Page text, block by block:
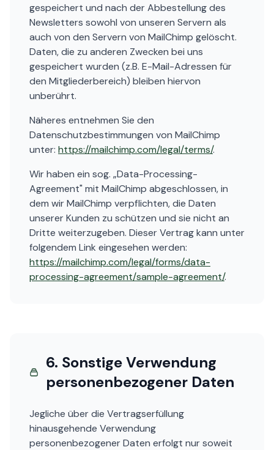
gespeichert und nach der Abbestellung des
Newsletters sowohl von unseren Servern als
auch von den Servern von MailChimp gelöscht.
Daten, die zu anderen Zwecken bei uns
gespeichert wurden (z.B. E-Mail-Adressen für
den Mitgliederbereich) bleiben hiervon
unberührt.
Näheres entnehmen Sie den
Datenschutzbestimmungen von MailChimp
unter: https://mailchimp.com/legal/terms/.
Wir haben ein sog. „Data-Processing-
Agreement" mit MailChimp abgeschlossen, in
dem wir MailChimp verpflichten, die Daten
unserer Kunden zu schützen und sie nicht an
Dritte weiterzugeben. Dieser Vertrag kann unter
folgendem Link eingesehen werden:
https://mailchimp.com/legal/forms/data-
processing-agreement/sample-agreement/.
6. Sonstige Verwendung
personenbezogener Daten
Jegliche über die Vertragserfüllung
hinausgehende Verwendung
personenbezogener Daten erfolgt nur soweit